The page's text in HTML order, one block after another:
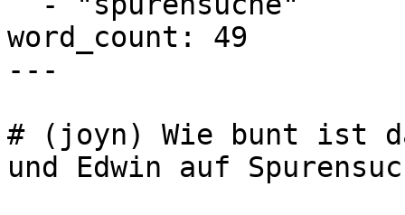
word_count: 49
---
# (joyn) Wie bunt ist
und Edwin auf